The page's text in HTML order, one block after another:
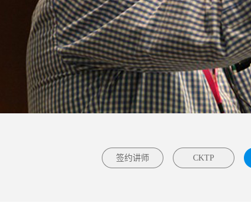
签约讲师 CKTP